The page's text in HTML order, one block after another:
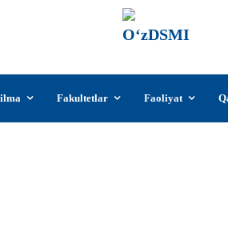
Fakultetlar Faoliyat